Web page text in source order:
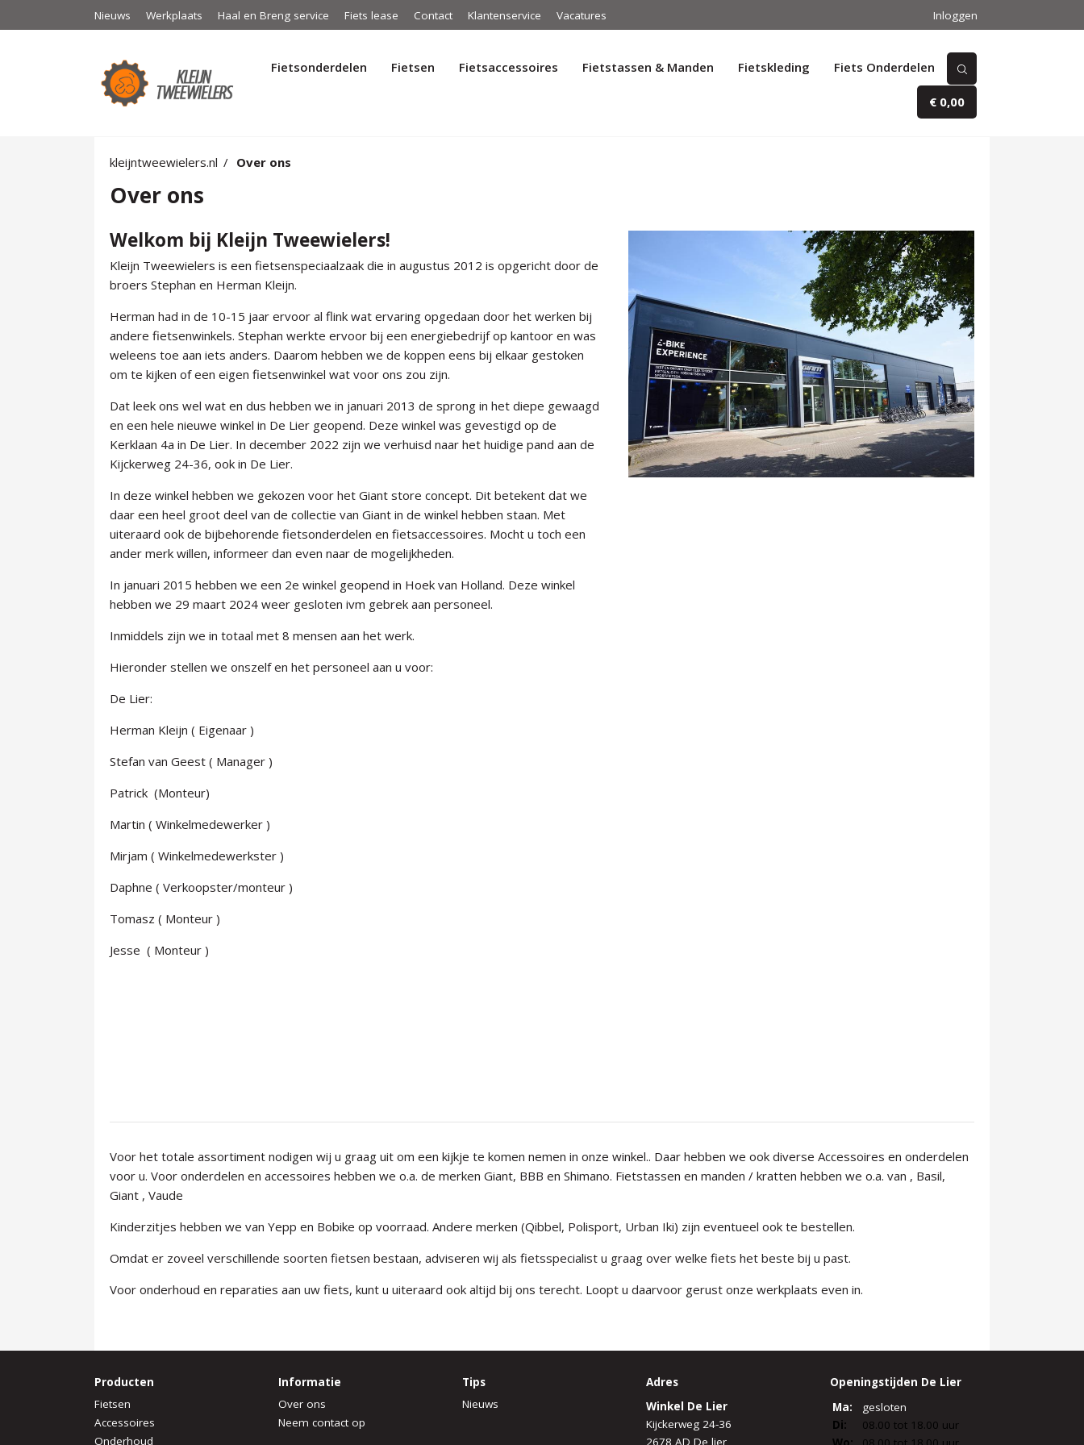
Nieuws Werkplaats Haal en Breng service Fiets lease Contact Klantenservice Vacatures Inloggen
Fietsonderdelen Fietsen Fietsaccessoires Fietstassen & Manden Fietskleding Fiets Onderdelen
€ 0,00
kleijntweewielers.nl Over ons
Over ons
Welkom bij Kleijn Tweewielers!
Kleijn Tweewielers is een fietsenspeciaalzaak die in augustus 2012 is opgericht door de
broers Stephan en Herman Kleijn.
Herman had in de 10-15 jaar ervoor al flink wat ervaring opgedaan door het werken bij
andere fietsenwinkels. Stephan werkte ervoor bij een energiebedrijf op kantoor en was
weleens toe aan iets anders. Daarom hebben we de koppen eens bij elkaar gestoken
om te kijken of een eigen fietsenwinkel wat voor ons zou zijn.
Dat leek ons wel wat en dus hebben we in januari 2013 de sprong in het diepe gewaagd
en een hele nieuwe winkel in De Lier geopend. Deze winkel was gevestigd op de
Kerklaan 4a in De Lier. In december 2022 zijn we verhuisd naar het huidige pand aan de
Kijckerweg 24-36, ook in De Lier.
In deze winkel hebben we gekozen voor het Giant store concept. Dit betekent dat we
daar een heel groot deel van de collectie van Giant in de winkel hebben staan. Met
uiteraard ook de bijbehorende fietsonderdelen en fietsaccessoires. Mocht u toch een
ander merk willen, informeer dan even naar de mogelijkheden.
In januari 2015 hebben we een 2e winkel geopend in Hoek van Holland. Deze winkel
hebben we 29 maart 2024 weer gesloten ivm gebrek aan personeel.
Inmiddels zijn we in totaal met 8 mensen aan het werk.
Hieronder stellen we onszelf en het personeel aan u voor:
De Lier:
Herman Kleijn ( Eigenaar )
Stefan van Geest ( Manager )
Patrick (Monteur)
Martin ( Winkelmedewerker )
Mirjam ( Winkelmedewerkster )
Daphne ( Verkoopster/monteur )
Tomasz ( Monteur )
Jesse ( Monteur )
Voor het totale assortiment nodigen wij u graag uit om een kijkje te komen nemen in onze winkel.. Daar hebben we ook diverse Accessoires en onderdelen
voor u. Voor onderdelen en accessoires hebben we o.a. de merken Giant, BBB en Shimano. Fietstassen en manden / kratten hebben we o.a. van , Basil,
Giant , Vaude
Kinderzitjes hebben we van Yepp en Bobike op voorraad. Andere merken (Qibbel, Polisport, Urban Iki) zijn eventueel ook te bestellen.
Omdat er zoveel verschillende soorten fietsen bestaan, adviseren wij als fietsspecialist u graag over welke fiets het beste bij u past.
Voor onderhoud en reparaties aan uw fiets, kunt u uiteraard ook altijd bij ons terecht. Loopt u daarvoor gerust onze werkplaats even in.
Producten
Fietsen
Accessoires
Onderhoud
Informatie
Over ons
Neem contact op
Tips
Nieuws
Adres
Winkel De Lier
Kijckerweg 24-36
2678 AD De lier
Openingstijden De Lier
Ma:
gesloten
Di:
08.00 tot 18.00 uur